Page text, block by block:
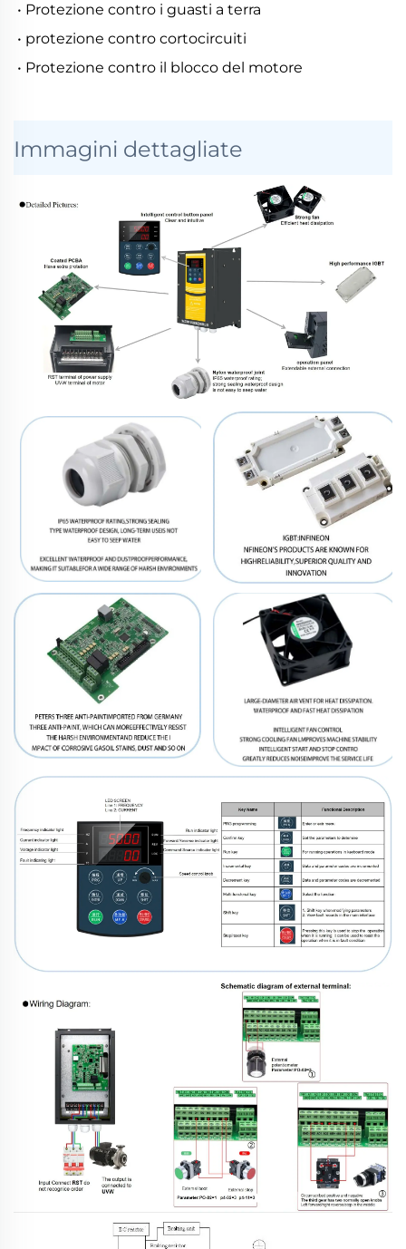
• Protezione contro i guasti a terra
• protezione contro cortocircuiti
• Protezione contro il blocco del motore
Immagini dettagliate